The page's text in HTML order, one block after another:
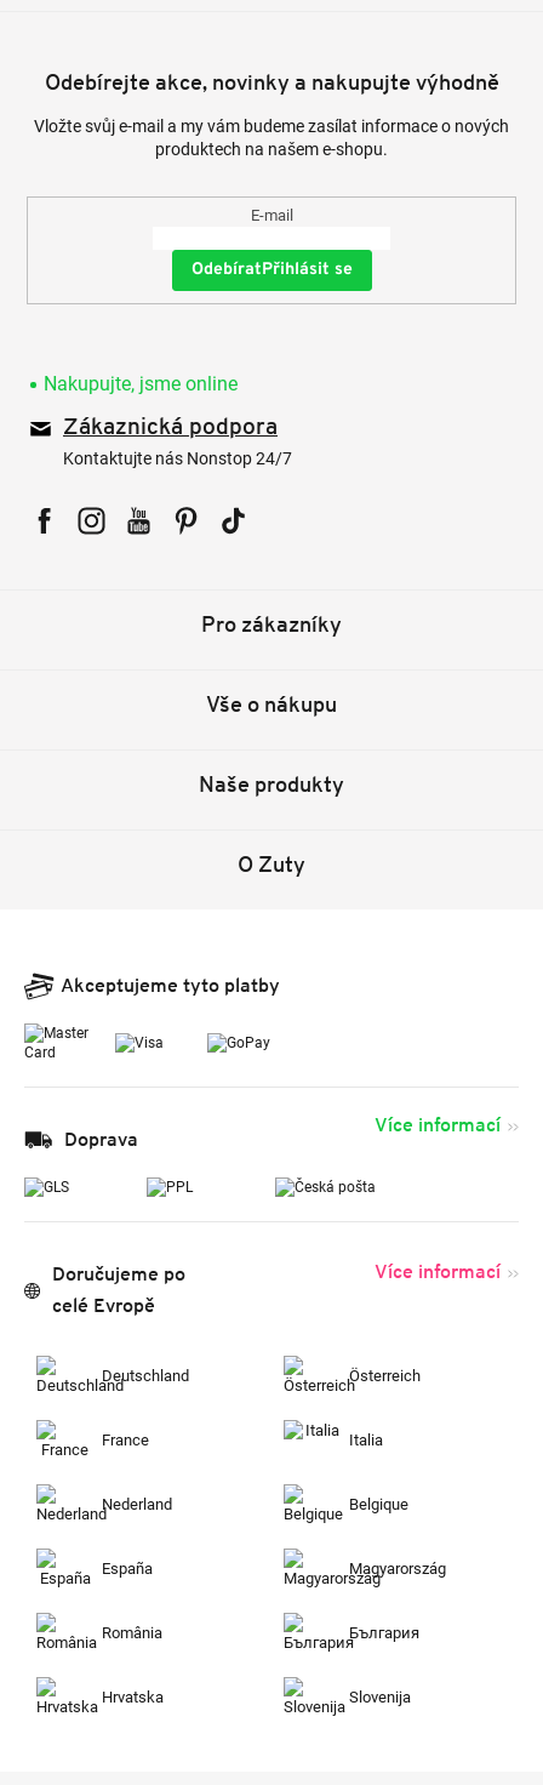
Odebírejte akce, novinky a nakupujte výhodně
Vložte svůj e-mail a my vám budeme zasílat informace o nových
produktech na našem e-shopu.
E-mail
Přihlásit se
Nakupujte, jsme online
Zákaznická podpora
Kontaktujte nás Nonstop 24/7
Pro zákazníky
Vše o nákupu
Naše produkty
O Zuty
Akceptujeme tyto platby
Doprava
Více informací
Doručujeme po
celé Evropě
Více informací
Deutschland Österreich
France Italia
Nederland Belgique
España Magyarország
România България
Hrvatska Slovenija